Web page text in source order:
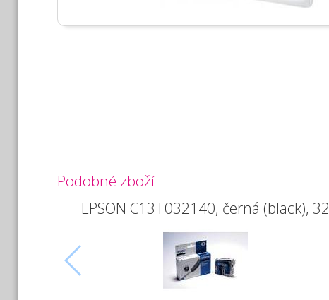
Podobné zboží
EPSON C13T032140, černá (black), 32